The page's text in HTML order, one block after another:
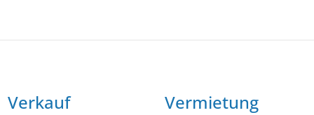
Verkauf Vermietung